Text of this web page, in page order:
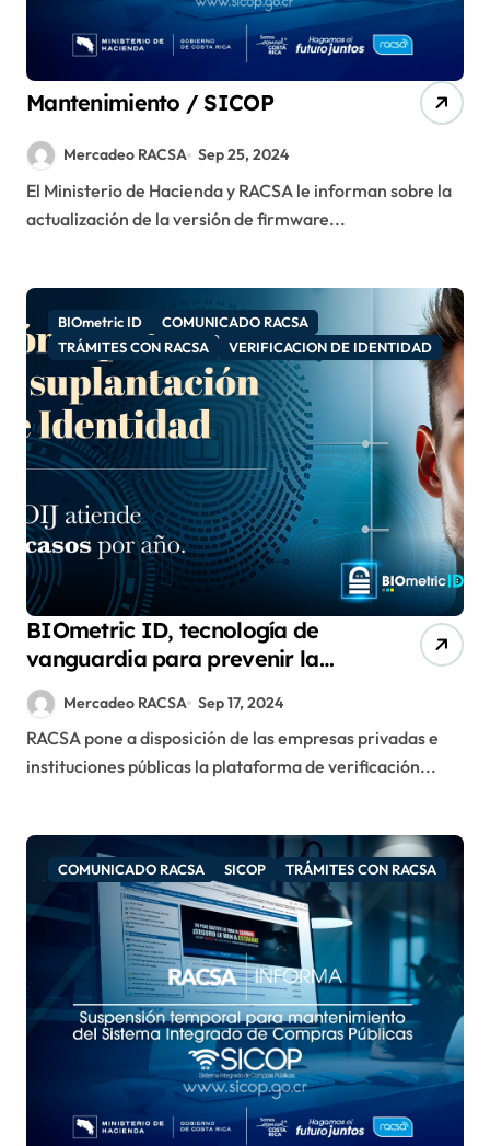
Mantenimiento / SICOP
Mercadeo RACSA Sep 25, 2024
El Ministerio de Hacienda y RACSA le informan sobre la
actualización de la versión de firmware...
BIOmetric ID
COMUNICADO RACSA
TRÁMITES CON RACSA
VERIFICACION DE IDENTIDAD
BIOmetric ID, tecnología de
vanguardia para prevenir la
suplantación de identidad
Mercadeo RACSA Sep 17, 2024
RACSA pone a disposición de las empresas privadas e
instituciones públicas la plataforma de verificación...
COMUNICADO RACSA SICOP TRÁMITES CON RACSA